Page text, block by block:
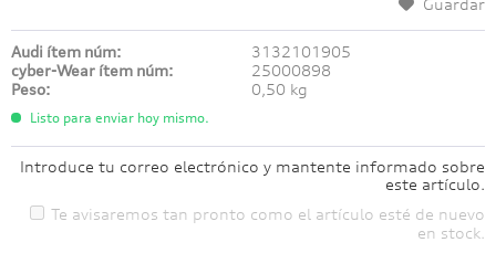
Guardar
Audi ítem núm:
3132101905
cyber-Wear ítem núm:
25000898
Peso:
0,50 kg
Listo para enviar hoy mismo.
Introduce tu correo electrónico y mantente informado sobre
este artículo.
Te avisaremos tan pronto como el artículo esté de nuevo
en stock.